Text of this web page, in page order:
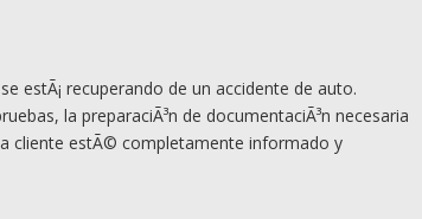
estÃ¡ recuperando de un accidente de auto.
la preparaciÃ³n de documentaciÃ³n necesaria
cliente estÃ© completamente informado y